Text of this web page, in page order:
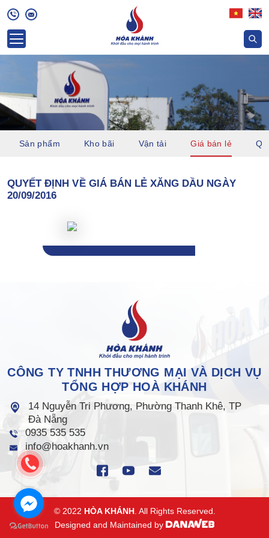
Sản phẩm Kho bãi Vận tải Giá bán lẻ
QUYẾT ĐỊNH VỀ GIÁ BÁN LẺ XĂNG DẦU NGÀY
20/09/2016
CÔNG TY TNHH THƯƠNG MẠI VÀ DỊCH VỤ
TỔNG HỢP HOÀ KHÁNH
14 Nguyễn Tri Phương, Phường Thanh Khê, TP
Đà Nẵng
0935 535 535
info@hoakhanh.vn
© 2022 HÒA KHÁNH. All Rights Reserved.
Designed and Maintained by